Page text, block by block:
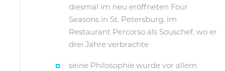
diesmal im neu eröffneten Four
Seasons in St. Petersburg, im
Restaurant Percorso als Souschef, wo er
drei Jahre verbrachte
seine Philosophie wurde vor allem